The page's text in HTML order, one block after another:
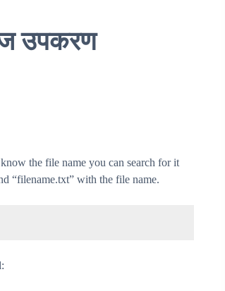
उपकरण
the file name you can search for it
“filename.txt” with the file name.